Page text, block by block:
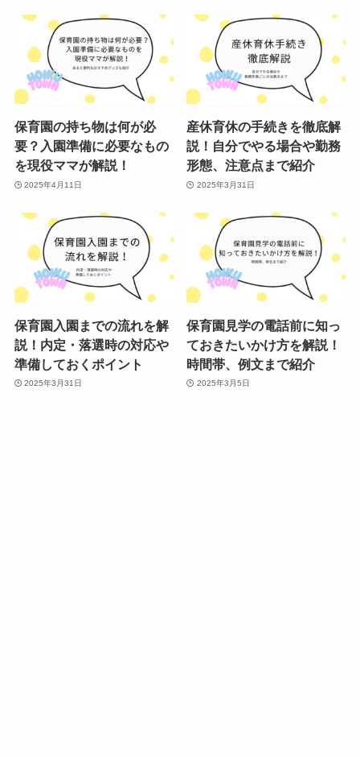
保育園の持ち物は何が必
要？入園準備に必要なもの
を現役ママが解説！
2025年4月11日
産休育休の手続きを徹底解
説！自分でやる場合や勤務
形態、注意点まで紹介
2025年3月31日
保育園入園までの流れを解
説！内定・落選時の対応や
準備しておくポイント
2025年3月31日
保育園見学の電話前に知っ
ておきたいかけ方を解説！
時間帯、例文まで紹介
2025年3月5日